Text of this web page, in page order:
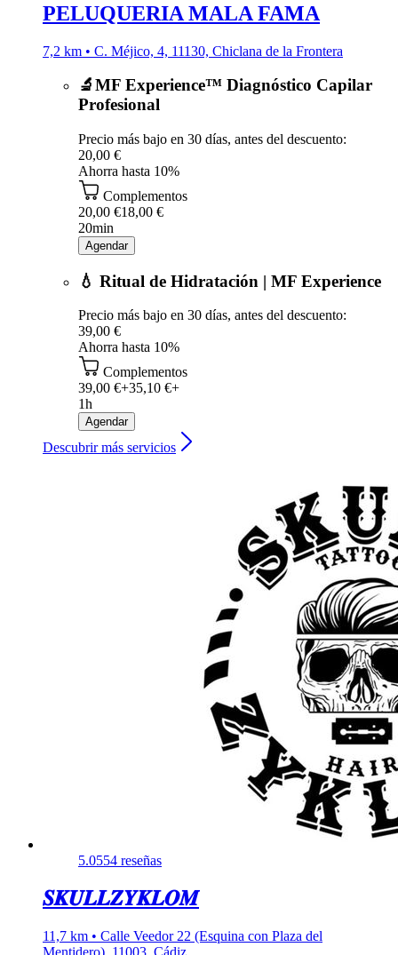
PELUQUERIA MALA FAMA
7,2 km • C. Méjico, 4, 11130, Chiclana de la Frontera
🔬MF Experience™ Diagnóstico Capilar
Profesional
Precio más bajo en 30 días, antes del descuento:
20,00 €
Ahorra hasta 10%
Complementos
20,00 €18,00 €
20min
Agendar
💧 Ritual de Hidratación | MF Experience
Precio más bajo en 30 días, antes del descuento:
39,00 €
Ahorra hasta 10%
Complementos
39,00 €+35,10 €+
1h
Agendar
Descubrir más servicios
5.0554 reseñas
𝑺𝑲𝑼𝑳𝑳𝒁𝒀𝑲𝑳𝑶𝑴
11,7 km • Calle Veedor 22 (Esquina con Plaza del